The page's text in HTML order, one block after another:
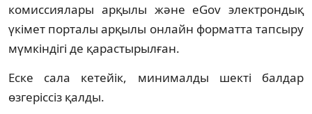
комиссиялары арқылы және eGov электрондық
үкімет порталы арқылы онлайн форматта тапсыру
мүмкіндігі де қарастырылған.
Еске сала кетейік, минималды шекті балдар
өзгеріссіз қалды.